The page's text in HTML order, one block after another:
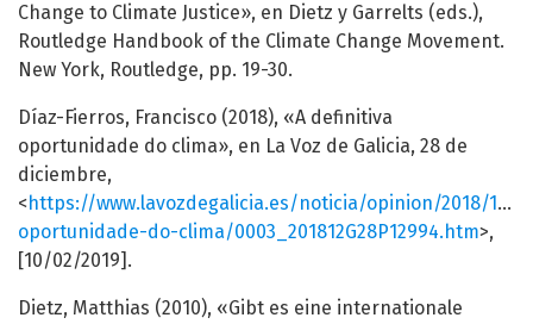
Change to Climate Justice», en Dietz y Garrelts (eds.),
Routledge Handbook of the Climate Change Movement.
New York, Routledge, pp. 19-30.
Díaz-Fierros, Francisco (2018), «A definitiva
oportunidade do clima», en La Voz de Galicia, 28 de
diciembre,
<https://www.lavozdegalicia.es/noticia/opinion/2018/12/
oportunidade-do-clima/0003_201812G28P12994.htm>,
[10/02/2019].
Dietz, Matthias (2010), «Gibt es eine internationale